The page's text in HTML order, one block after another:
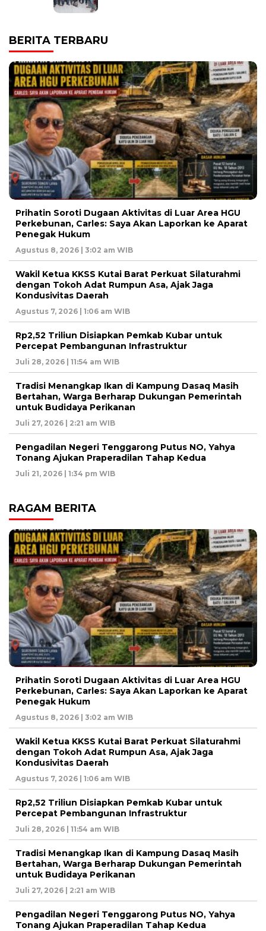
BERITA TERBARU
Prihatin Soroti Dugaan Aktivitas di Luar Area HGU
Perkebunan, Carles: Saya Akan Laporkan ke Aparat
Penegak Hukum
Agustus 8, 2026 | 3:02 am WIB
Wakil Ketua KKSS Kutai Barat Perkuat Silaturahmi
dengan Tokoh Adat Rumpun Asa, Ajak Jaga
Kondusivitas Daerah
Agustus 7, 2026 | 1:06 am WIB
Rp2,52 Triliun Disiapkan Pemkab Kubar untuk
Percepat Pembangunan Infrastruktur
Juli 28, 2026 | 11:54 am WIB
Tradisi Menangkap Ikan di Kampung Dasaq Masih
Bertahan, Warga Berharap Dukungan Pemerintah
untuk Budidaya Perikanan
Juli 27, 2026 | 2:21 am WIB
Pengadilan Negeri Tenggarong Putus NO, Yahya
Tonang Ajukan Praperadilan Tahap Kedua
Juli 21, 2026 | 1:34 pm WIB
RAGAM BERITA
Prihatin Soroti Dugaan Aktivitas di Luar Area HGU
Perkebunan, Carles: Saya Akan Laporkan ke Aparat
Penegak Hukum
Agustus 8, 2026 | 3:02 am WIB
Wakil Ketua KKSS Kutai Barat Perkuat Silaturahmi
dengan Tokoh Adat Rumpun Asa, Ajak Jaga
Kondusivitas Daerah
Agustus 7, 2026 | 1:06 am WIB
Rp2,52 Triliun Disiapkan Pemkab Kubar untuk
Percepat Pembangunan Infrastruktur
Juli 28, 2026 | 11:54 am WIB
Tradisi Menangkap Ikan di Kampung Dasaq Masih
Bertahan, Warga Berharap Dukungan Pemerintah
untuk Budidaya Perikanan
Juli 27, 2026 | 2:21 am WIB
Pengadilan Negeri Tenggarong Putus NO, Yahya
Tonang Ajukan Praperadilan Tahap Kedua